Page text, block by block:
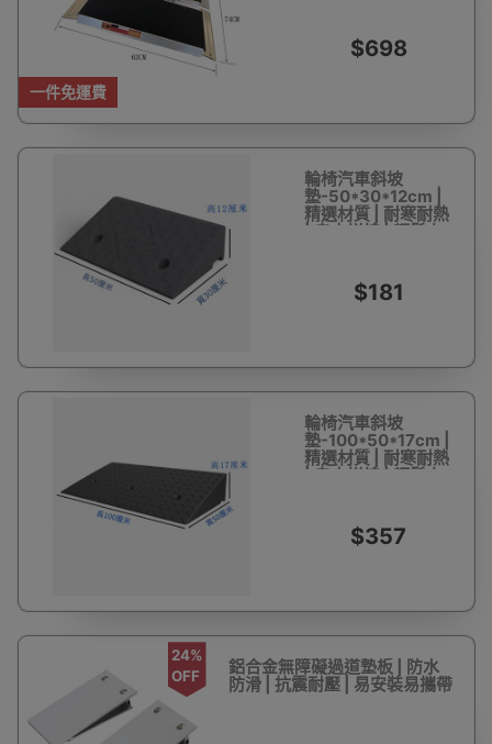
一件免運費
$698
輪椅汽車斜坡
墊-50*30*12cm |
精選材質 | 耐寒耐熱
| 自由拼接 | 輕鬆上
$181
輪椅汽車斜坡
墊-100*50*17cm |
精選材質 | 耐寒耐熱
| 自由拼接 | 輕鬆上
$357
24%
OFF
鋁合金無障礙過道墊板 | 防水
防滑 | 抗震耐壓 | 易安裝易攜帶